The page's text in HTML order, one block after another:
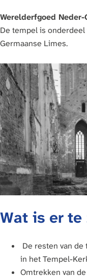
Werelderfgoed Neder-
De tempel is
Germaanse Limes.
Wat is er te
De resten van
in het Tempel-
Omtrekken van